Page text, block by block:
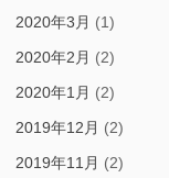
2020年3月 (1)
2020年2月 (2)
2020年1月 (2)
2019年12月 (2)
2019年11月 (2)